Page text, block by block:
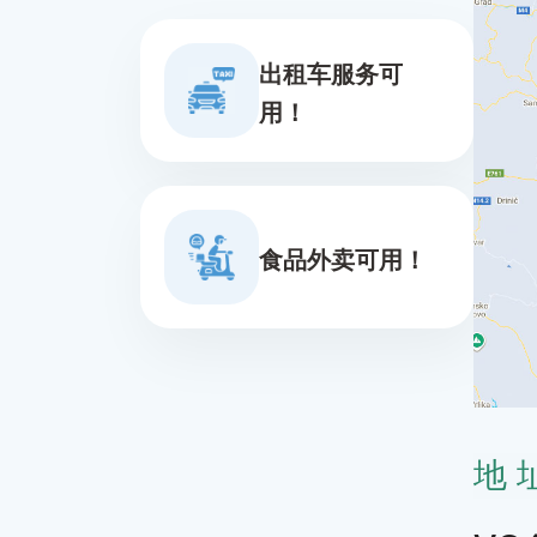
出租车服务可
用！
食品外卖可用！
地